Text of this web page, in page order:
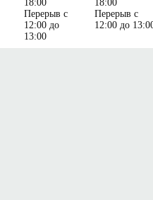
18:00
Перерыв с
12:00 до
13:00
18:00
Перерыв с
12:00 до